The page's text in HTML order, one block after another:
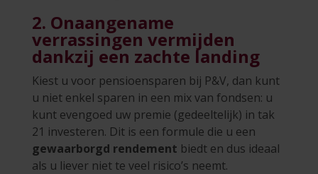
2. Onaangename
verrassingen vermijden
dankzij een zachte landing
Kiest u voor pensioensparen bij P&V, dan kunt
u niet enkel sparen in een mix van fondsen: u
kunt evengoed uw premie (gedeeltelijk) in tak
21 investeren. Dit is een formule die u een
gewaarborgd rendement biedt en dus ideaal
als u liever niet te veel risico’s neemt.